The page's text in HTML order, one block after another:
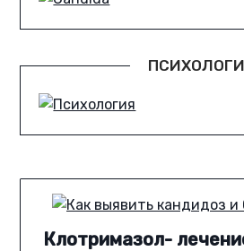
Клотримазол-